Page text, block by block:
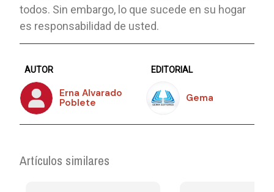
todos. Sin embargo, lo que sucede en su hogar
es responsabilidad de usted.
AUTOR
Erna Alvarado
Poblete
EDITORIAL
Gema
Artículos similares